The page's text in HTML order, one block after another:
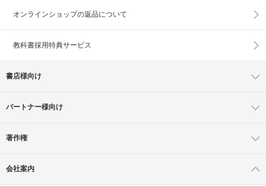
オンラインショップの返品について
教科書採用特典サービス
書店様向け
パートナー様向け
著作権
会社案内